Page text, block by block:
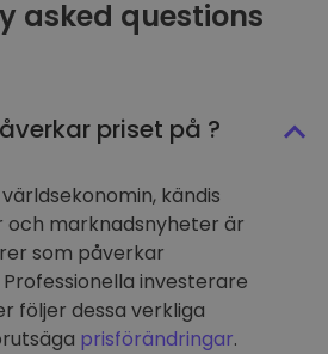
asked questions
priset på ?
kändis
marknadsnyheter är
som påverkar
Professionella investerare
följer dessa verkliga
prisförändringar.